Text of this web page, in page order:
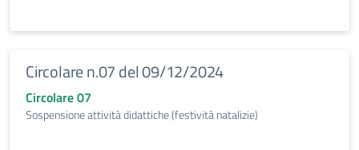
Circolare n.07 del 09/12/2024
Circolare 07
Sospensione attività didattiche (festività natalizie)